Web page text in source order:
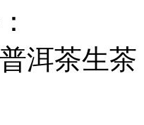
洱茶生